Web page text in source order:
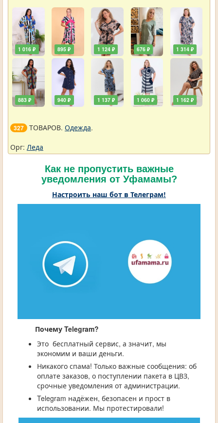
1 016 ₽
883 ₽
895 ₽
940 ₽
1 124 ₽
1 137 ₽
676 ₽
1 060 ₽
1 314 ₽
1 162 ₽
327 ТОВАРОВ. Одежда.
Орг: Леда
Как не пропустить важные
уведомления от Уфамамы?
Настроить наш бот в Телеграм!
Почему Telegram?
Это бесплатный сервис, а значит, мы
экономим и ваши деньги.
Никакого спама! Только важные сообщения: об
оплате заказов, о поступлении пакета в ЦВЗ,
срочные уведомления от администрации.
Telegram надёжен, безопасен и прост в
использовании. Мы протестировали!